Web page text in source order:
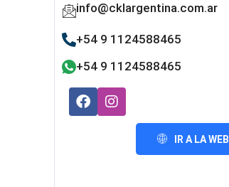
info@cklargentina.com.ar
+54 9 1124588465
+54 9 1124588465
IR A LA WEB